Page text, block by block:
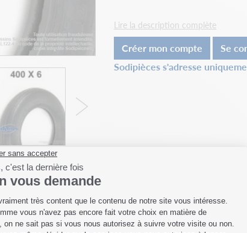
Lire la description complète
Créer mon compte
Se
Sodipièces s'adresse
Accessoires Fiche technique Livraison